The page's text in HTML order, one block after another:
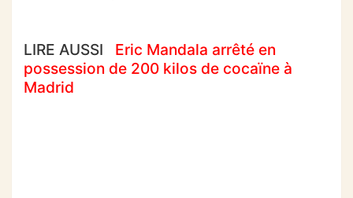
LIRE AUSSI
Eric Mandala arrêté en
possession de 200 kilos de cocaïne à
Madrid